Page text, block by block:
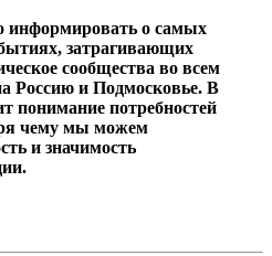
информировать о самых
затрагивающих
сообщества во всем
Россию и Подмосковье. В
понимание потребностей
чему мы можем
и значимость